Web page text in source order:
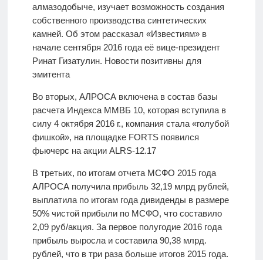
алмазодобыче, изучает возможность создания
собственного производства синтетических
камней. Об этом рассказал «Известиям» в
начале сентября 2016 года её вице-президент
Ринат Гизатулин. Новости позитивны для
эмитента
Во вторых, АЛРОСА включена в состав базы
расчета Индекса ММВБ 10, которая вступила в
силу 4 октября 2016 г., компания стала «голубой
фишкой», на площадке FORTS появился
фьючерс на акции ALRS-12.17
В третьих, по итогам отчета МСФО 2015 года
АЛРОСА получила прибыль 32,19 млрд рублей,
выплатила по итогам года дивиденды в размере
50% чистой прибыли по МСФО, что составило
2,09 руб/акция. За первое полугодие 2016 года
прибыль выросла и составила 90,38 млрд.
рублей, что в три раза больше итогов 2015 года.